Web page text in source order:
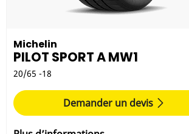
Michelin
PILOT SPORT A MW1
20/65 -18
Demander un devis